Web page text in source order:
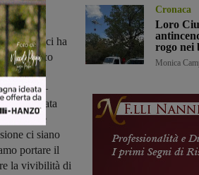
che ci ha
tecnico
per
studio –
inaugurata
con le
ci siano
portare il
la vivibilità di
Cronaca
Loro
rogo nei
Monica